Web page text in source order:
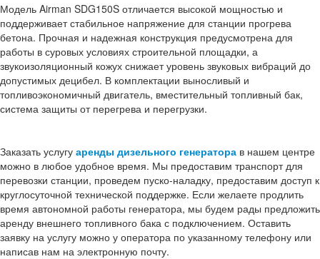
Модель Airman SDG150S отличается высокой мощностью и
поддерживает стабильное напряжение для станции прогрева
бетона. Прочная и надежная конструкция предусмотрена для
работы в суровых условиях строительной площадки, а
звукоизоляционный кожух снижает уровень звуковых вибраций до
допустимых децибел. В комплектации выносливый и
топливоэкономичный двигатель, вместительный топливный бак,
система защиты от перегрева и перегрузки.
Заказать услугу аренды дизельного генератора в нашем центре
можно в любое удобное время. Мы предоставим транспорт для
перевозки станции, проведем пуско-наладку, предоставим доступ к
круглосуточной технической поддержке. Если желаете продлить
время автономной работы генератора, мы будем рады предложить
аренду внешнего топливного бака с подключением. Оставить
заявку на услугу можно у оператора по указанному телефону или
написав нам на электронную почту.